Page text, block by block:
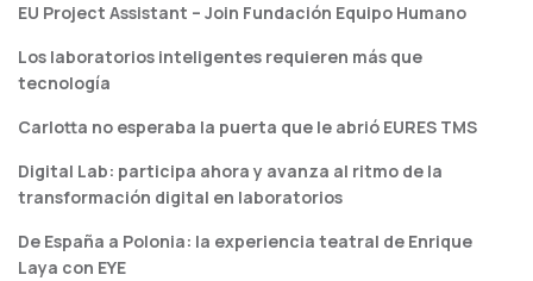
EU Project Assistant – Join Fundación Equipo Humano
Los laboratorios inteligentes requieren más que
tecnología
Carlotta no esperaba la puerta que le abrió EURES TMS
Digital Lab: participa ahora y avanza al ritmo de la
transformación digital en laboratorios
De España a Polonia: la experiencia teatral de Enrique
Laya con EYE